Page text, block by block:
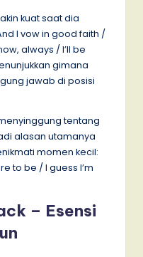
kuat saat dia
I vow in good faith /
always / I’ll be
gimana
jawab di posisi
tentang
alasan utamanya
momen kecil:
to be / I guess I’m
– Esensi